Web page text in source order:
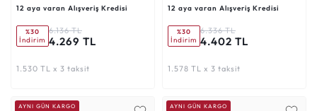
12 aya varan Alışveriş Kredisi
%30
İndirim
6.136 TL
4.269 TL
1.530 TL x 3 taksit
12 aya varan Alışveriş Kredisi
%30
İndirim
6.336 TL
4.402 TL
1.578 TL x 3 taksit
AYNI GÜN KARGO AYNI GÜN KARGO